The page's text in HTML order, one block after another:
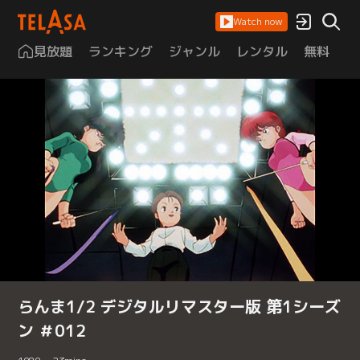
Watch now
見放題 ランキング ジャンル レンタル 無料
らんま1/2 デジタルリマスター版 第1シーズ
ン ＃012